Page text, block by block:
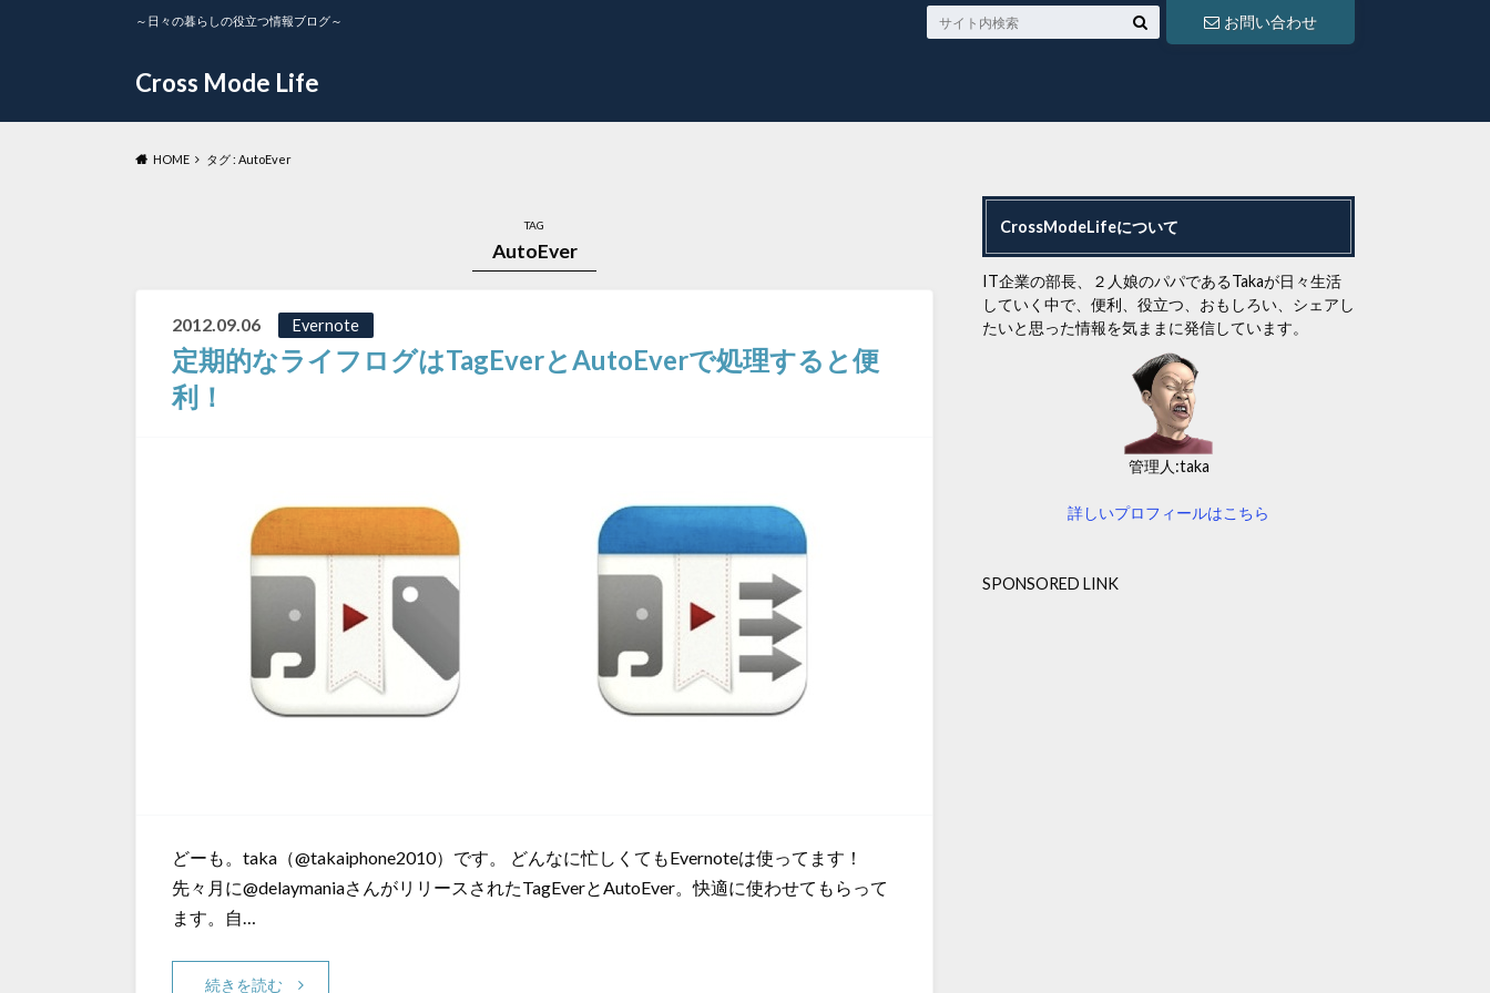
Cross Mode Life
～日々の暮らしの役立つ情報ブログ～ お問い合わせ
HOME タグ : AutoEver
TAG
AutoEver
2012.09.06 Evernote
定期的なライフログはTagEverとAutoEverで処理すると便
利！
どーも。taka（@takaiphone2010）です。 どんなに忙しくてもEvernoteは使ってます！
先々月に@delaymaniaさんがリリースされたTagEverとAutoEver。快適に使わせてもらって
ます。自…
続きを読む
CrossModeLifeについて
IT企業の部長、２人娘のパパであるTakaが日々生活
していく中で、便利、役立つ、おもしろい、シェアし
たいと思った情報を気ままに発信しています。
管理人:taka
詳しいプロフィールはこちら
SPONSORED LINK